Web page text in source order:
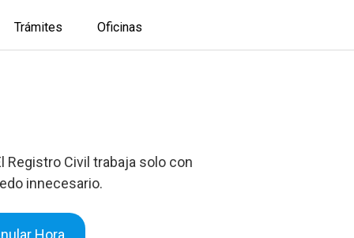
Trámites Oficinas
Civil trabaja solo con
innecesario.
Hora